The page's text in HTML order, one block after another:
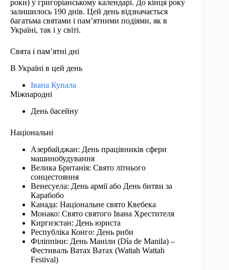
роки) у григоріанському календарі. До кінця року
залишилось 190 днів. Цей день відзначається
багатьма святами і пам’ятними подіями, як в
Україні, так і у світі.
Свята і пам’ятні дні
В Україні в цей день
Івана Купала
Міжнародні
День басейну
Національні
Азербайджан: День працівників сфери
машинобудування
Велика Британія: Свято літнього
сонцестояння
Венесуела: День армії або День битви за
Карабобо
Канада: Національне свято Квебека
Монако: Свято святого Івана Хрестителя
Киргизстан: День юриста
Республіка Конго: День риби
Філіппіни: День Маніли (Día de Manila) –
Фестиваль Ватах Ватах (Wattah Wattah
Festival)